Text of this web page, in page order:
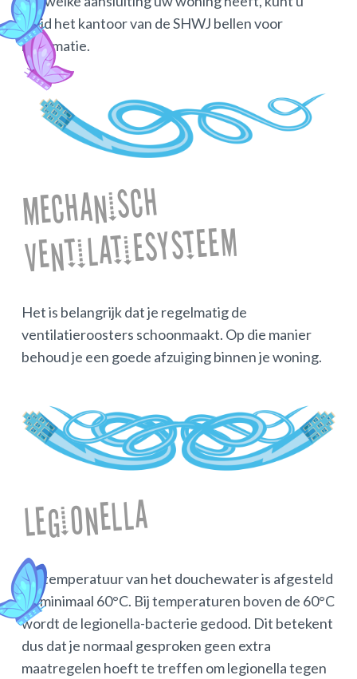
altijd het kantoor van de SHWJ bellen voor
informatie.
Mechanisch
ventilatiesysteem
Het is belangrijk dat je regelmatig de
ventilatieroosters schoonmaakt. Op die manier
behoud je een goede afzuiging binnen je woning.
Legionella
De temperatuur van het douchewater is afgesteld
op minimaal 60°C. Bij temperaturen boven de 60°C
wordt de legionella-bacterie gedood. Dit betekent
dus dat je normaal gesproken geen extra
maatregelen hoeft te treffen om legionella tegen